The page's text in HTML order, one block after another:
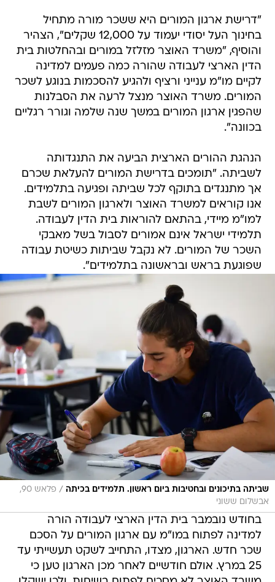
"דרישת ארגון המורים היא ששכר מורה מתחיל
בחינוך העל יסודי יעמוד על 12,000 שקלים", הצהיר
והוסיף, "משרד האוצר מזלזל במורים ובהחלטות בית
הדין הארצי לעבודה שהורה כמה פעמים למדינה
לקיים מו"מ ענייני ורציף ולהגיע להסכמות בנוגע לשכר
המורים. משרד האוצר מנצל לרעה את הסבלנות
שהפגין ארגון המורים במשך שנה שלמה וגורר רגליים
בכוונה".
הנהגת ההורים הארצית הביעה את התנגדותה
לשביתה. "תומכים בדרישת המורים להעלאת שכרם
אך מתנגדים בתוקף לכל שביתה ופגיעה בתלמידים.
אנו קוראים למשרד האוצר ולארגון המורים לשבת
למו"מ מיידי, בהתאם להוראות בית הדין לעבודה.
תלמידי ישראל אינם אמורים לסבול בשל מאבקי
השכר של המורים. לא נקבל שביתות כשיטת עבודה
שפוגעת בראש ובראשונה בתלמידים".
שביתה בתיכונים ובחטיבות ביום ראשון. תלמידים בכיתה /
פלאש 90,
אבשלום ששוני
בחודש נובמבר בית הדין הארצי לעבודה הורה
למדינה לפתוח במו"מ עם ארגון המורים על הסכם
שכר חדש. הארגון, מצדו, התחייב לשקט תעשייתי עד
25 במרץ. אולם חודשיים לאחר מכן הארגון טען כי